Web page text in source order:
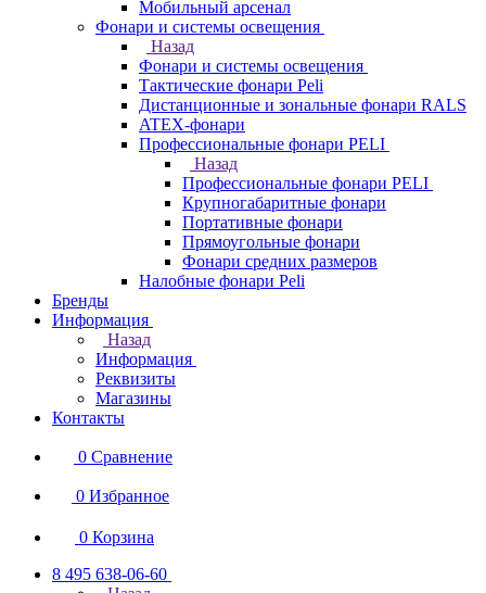
Мобильный арсенал
Фонари и системы освещения
Назад
Фонари и системы освещения
Тактические фонари Peli
Дистанционные и зональные фонари RALS
ATEX-фонари
Профессиональные фонари PELI
Назад
Профессиональные фонари PELI
Крупногабаритные фонари
Портативные фонари
Прямоугольные фонари
Фонари средних размеров
Налобные фонари Peli
Бренды
Информация
Назад
Информация
Реквизиты
Магазины
Контакты
0 Сравнение
0 Избранное
0 Корзина
8 495 638-06-60